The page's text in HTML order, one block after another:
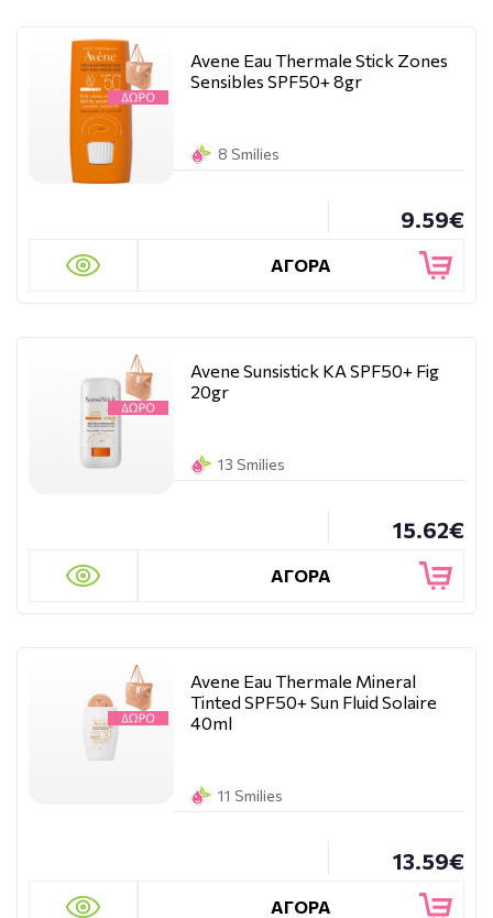
Avene Eau Thermale Stick Zones
Sensibles SPF50+ 8gr
8 Smilies
9.59€
ΑΓΟΡΑ
Avene Sunsistick KA SPF50+ Fig
20gr
13 Smilies
15.62€
ΑΓΟΡΑ
Avene Eau Thermale Mineral
Tinted SPF50+ Sun Fluid Solaire
40ml
11 Smilies
13.59€
ΑΓΟΡΑ